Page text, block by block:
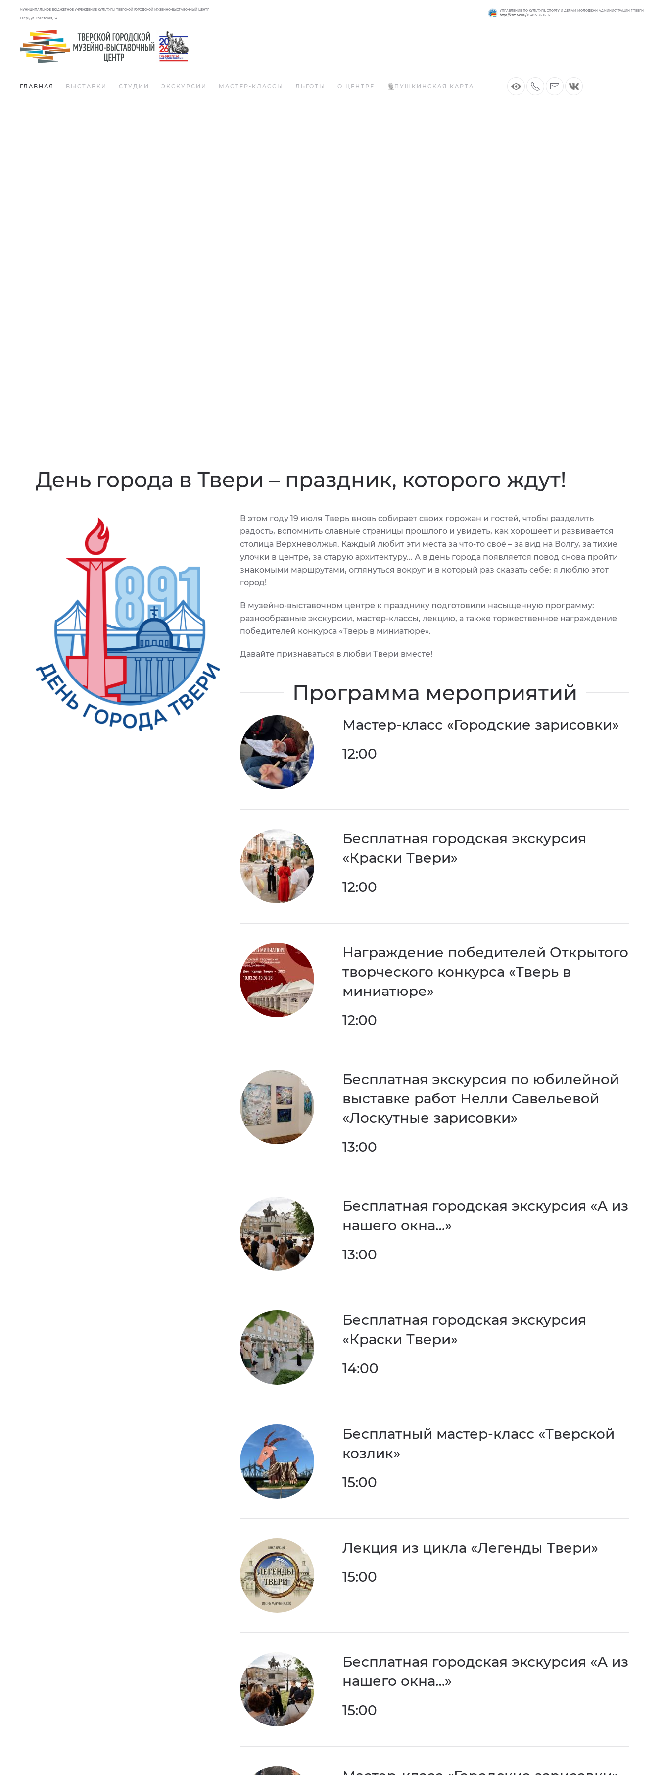
МУНИЦИПАЛЬНОЕ БЮДЖЕТНОЕ УЧРЕЖДЕНИЕ КУЛЬТУРЫ ТВЕРСКОЙ ГОРОДСКОЙ МУЗЕЙНО-ВЫСТАВОЧНЫЙ ЦЕНТР
Тверь, ул. Советская, 54
УПРАВЛЕНИЕ ПО КУЛЬТУРЕ, СПОРТУ И ДЕЛАМ МОЛОДЕЖИ АДМИНИСТРАЦИИ Г. ТВЕРИ
https://ksm.tver.ru/ 8-4822-36-16-92
ГЛАВНАЯ ВЫСТАВКИ СТУДИИ ЭКСКУРСИИ МАСТЕР-КЛАССЫ ЛЬГОТЫ О ЦЕНТРЕ ПУШКИНСКАЯ КАРТА
День города в Твери – праздник, которого ждут!
В этом году 19 июля Тверь вновь собирает своих горожан и гостей, чтобы разделить
радость, вспомнить славные страницы прошлого и увидеть, как хорошеет и развивается
столица Верхневолжья. Каждый любит эти места за что-то своё – за вид на Волгу, за тихие
улочки в центре, за старую архитектуру... А в день города появляется повод снова пройти
знакомыми маршрутами, оглянуться вокруг и в который раз сказать себе: я люблю этот
город!
В музейно-выставочном центре к празднику подготовили насыщенную программу:
разнообразные экскурсии, мастер-классы, лекцию, а также торжественное награждение
победителей конкурса «Тверь в миниатюре».
Давайте признаваться в любви Твери вместе!
Программа мероприятий
Мастер-класс «Городские зарисовки»
12:00
Бесплатная городская экскурсия
«Краски Твери»
12:00
Награждение победителей Открытого
творческого конкурса «Тверь в
миниатюре»
12:00
Бесплатная экскурсия по юбилейной
выставке работ Нелли Савельевой
«Лоскутные зарисовки»
13:00
Бесплатная городская экскурсия «А из
нашего окна…»
13:00
Бесплатная городская экскурсия
«Краски Твери»
14:00
Бесплатный мастер-класс «Тверской
козлик»
15:00
Лекция из цикла «Легенды Твери»
15:00
Бесплатная городская экскурсия «А из
нашего окна…»
15:00